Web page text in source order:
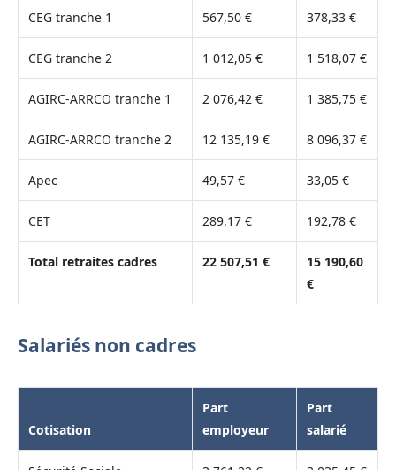
CEG tranche 1 567,50 € 378,33 €
CEG tranche 2 1 012,05 € 1 518,07 €
AGIRC-ARRCO tranche 1 2 076,42 € 1 385,75 €
AGIRC-ARRCO tranche 2 12 135,19 € 8 096,37 €
Apec 49,57 € 33,05 €
CET 289,17 € 192,78 €
Total retraites cadres 22 507,51 €
15 190,60
€
Salariés non cadres
Cotisation
Part
employeur
Part
salarié